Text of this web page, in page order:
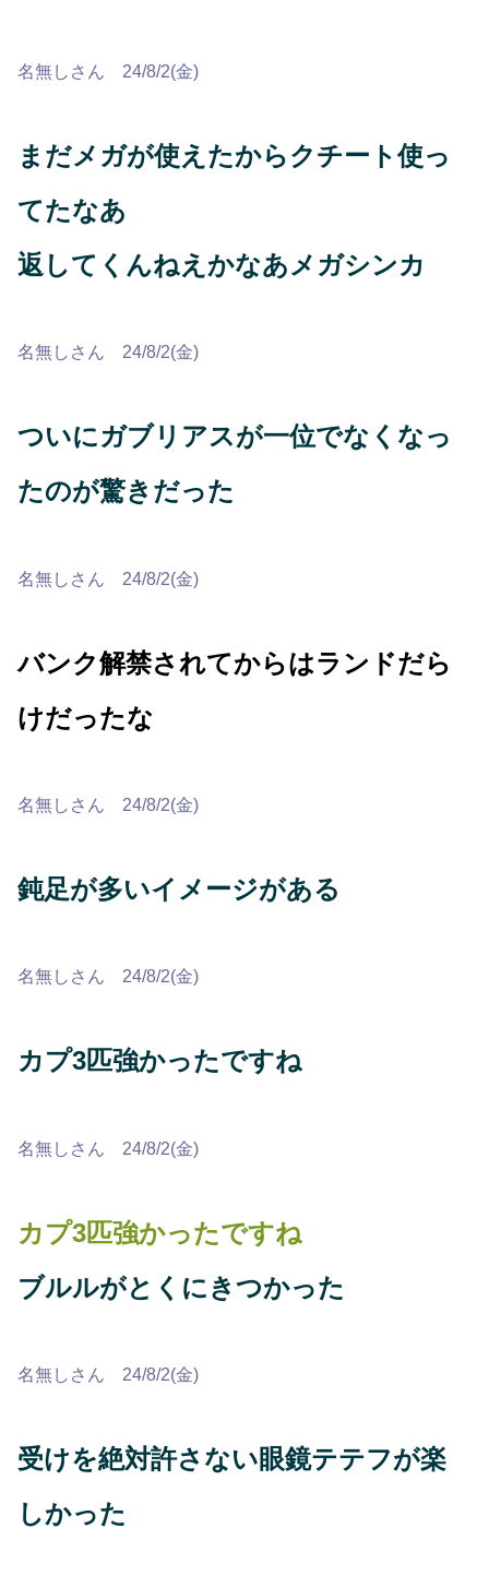
名無しさん 24/8/2(金)
まだメガが使えたからクチート使っ
てたなあ
返してくんねえかなあメガシンカ
名無しさん 24/8/2(金)
ついにガブリアスが一位でなくなっ
たのが驚きだった
名無しさん 24/8/2(金)
バンク解禁されてからはランドだら
けだったな
名無しさん 24/8/2(金)
鈍足が多いイメージがある
名無しさん 24/8/2(金)
カプ3匹強かったですね
名無しさん 24/8/2(金)
カプ3匹強かったですね
ブルルがとくにきつかった
名無しさん 24/8/2(金)
受けを絶対許さない眼鏡テテフが楽
しかった